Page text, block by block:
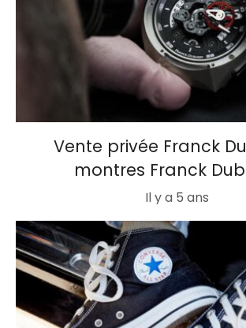
Vente privée Franck
montres Franck
Il y a 5 ans